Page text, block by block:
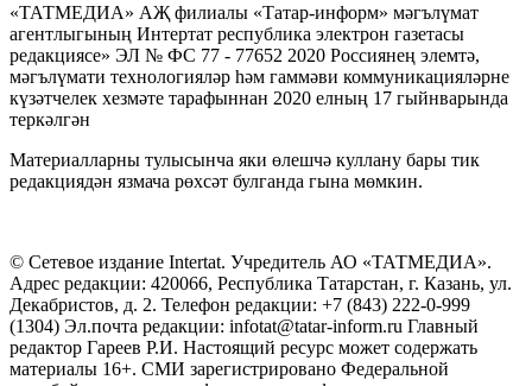
«ТАТМЕДИА» АҖ филиалы «Татар-информ» мәгълүмат
агентлыгының Интертат республика электрон газетасы
редакциясе» ЭЛ № ФС 77 - 77652 2020 Россиянең элемтә,
мәгълүмати технологияләр һәм гаммәви коммуникацияләрне
күзәтчелек хезмәте тарафыннан 2020 елның 17 гыйнварында
теркәлгән
Материалларны тулысынча яки өлешчә куллану бары тик
редакциядән язмача рөхсәт булганда гына мөмкин.
© Сетевое издание Intertat. Учредитель АО «ТАТМЕДИА».
Адрес редакции: 420066, Республика Татарстан, г. Казань, ул.
Декабристов, д. 2. Телефон редакции: +7 (843) 222-0-999
(1304) Эл.почта редакции: infotat@tatar-inform.ru Главный
редактор Гареев Р.И. Настоящий ресурс может содержать
материалы 16+. СМИ зарегистрировано Федеральной